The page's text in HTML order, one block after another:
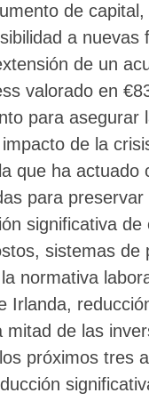
de capital,
a nuevas
de un
valorado en
para asegurar
de la
que ha actuado
para preservar
significativa de
sistemas de
normativa
Irlanda,
mitad de las
próximos tres